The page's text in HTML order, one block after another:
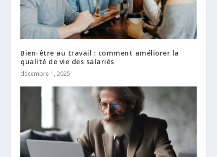
Bien-être au travail : comment améliorer la
qualité de vie des salariés
décembre 1, 2025